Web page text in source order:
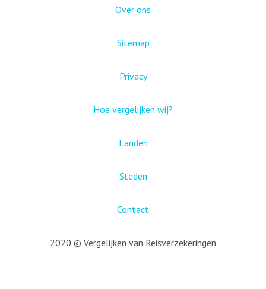
Over ons
Sitemap
Privacy
Hoe vergelijken wij?
Landen
Steden
Contact
2020 © Vergelijken van Reisverzekeringen